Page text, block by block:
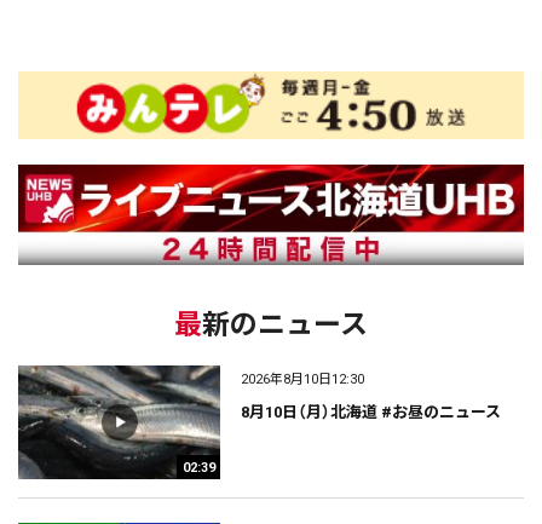
最新のニュース
02:39
2026年8月10日12:30
8月10日（月）北海道 #お昼のニュース